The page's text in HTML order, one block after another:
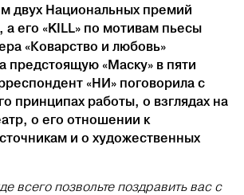
двух Национальных премий
а его «KILL» по мотивам пьесы
«Коварство и любовь»
предстоящую «Маску» в пяти
«НИ» поговорила с
принципах работы, о взглядах на
о его отношении к
и о художественных
всего позвольте поздравить вас с